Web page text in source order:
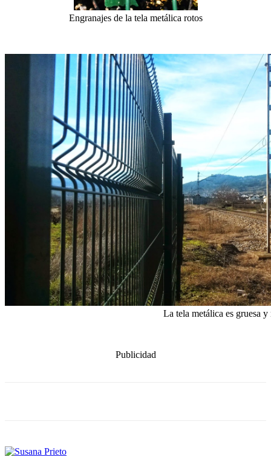
Engranajes de la tela metálica rotos
La tela metálica es gruesa y
Publicidad